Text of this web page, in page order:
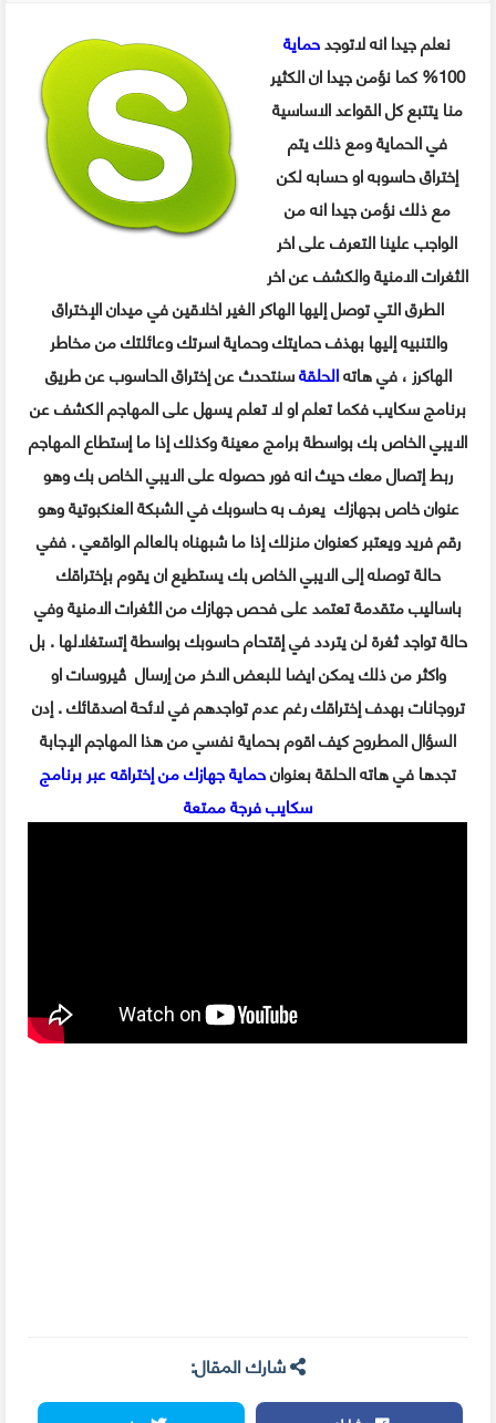
نعلم جيدا انه لاتوجدحماية
100% كما نؤمن جيدا ان الكثير
منا يتتبع كل القواعد الاساسية
في الحماية ومع ذلك يتم
إختراق حاسوبه او حسابه لكن
مع ذلك نؤمن جيدا انه من
الواجب علينا التعرف على اخر
الثغرات الامنية والكشف عن اخر
الطرق التي توصل إليها الهاكر الغير اخلاقين في ميدان الإختراق
والتنبيه إليها بهذف حمايتك وحماية اسرتك وعائلتك من مخاطر
الهاكرز ، في هاتهالحلقةسنتحدث عن إختراق الحاسوب عن طريق
برنامج سكايب فكما تعلم او لا تعلم يسهل على المهاجم الكشف عن
الايبي الخاص بك بواسطة برامج معينة وكذلك إذا ما إستطاع المهاجم
ربط إتصال معك حيث انه فور حصوله على الايبي الخاص بك وهو
عنوان خاص بجهازك يعرف به حاسوبك في الشبكة العنكبوتية وهو
رقم فريد ويعتبر كعنوان منزلك إذا ما شبهناه بالعالم الواقعي . ففي
حالة توصله إلى الايبي الخاص بك يستطيع ان يقوم بإختراقك
باساليب متقدمة تعتمد على فحص جهازك من الثغرات الامنية وفي
حالة تواجد ثغرة لن يتردد في إقتحام حاسوبك بواسطة إتستغلالها . بل
واكثر من ذلك يمكن ايضا للبعض الاخر من إرسال ڤيروسات او
تروجانات بهدف إختراقك رغم عدم تواجدهم في لائحة اصدقائك . إدن
السؤال المطروح كيف اقوم بحماية نفسي من هذا المهاجم الإجابة
تجدها في هاته الحلقة بعنوانحماية جهازك من إختراقه عبر برنامج
سكايب فرجة ممتعة
شارك المقال: